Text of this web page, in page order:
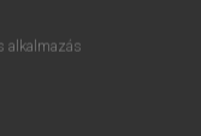
alkalmazás